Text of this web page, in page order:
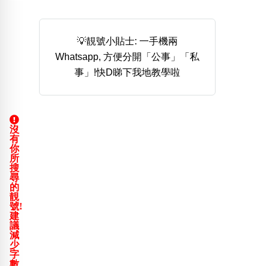
888尾
999尾 777尾 9字頭 6字頭
無4字
5萬以上 生天延 全吉星(全號)
清除全部分類
💡靚號小貼士: 一手機兩
Whatsapp, 方便分開「公事」「私
事」!快D睇下我地教學啦
沒
有
你
所
搜
尋
的
靚
號!
建
議
減
少
字
數